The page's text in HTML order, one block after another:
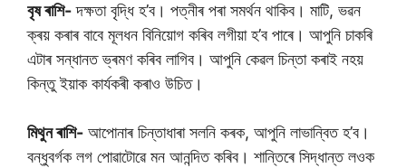
বৃষ ৰাশি-দক্ষতা বৃদ্ধি হ’ব। পত্নীৰ পৰা সমৰ্থন থাকিব। মাটি, ভৱন
ক্ৰয় কৰাৰ বাবে মূলধন বিনিয়োগ কৰিব লগীয়া হ’ব পাৰে। আপুনি চাকৰি
এটাৰ সন্ধানত ভ্ৰমণ কৰিব লাগিব। আপুনি কেৱল চিন্তা কৰাই নহয়
কিন্তু ইয়াক কাৰ্যকৰী কৰাও উচিত।
মিথুন ৰাশি- আপোনাৰ চিন্তাধাৰা সলনি কৰক, আপুনি লাভান্বিত হ’ব।
বন্ধুবৰ্গক লগ পোৱাটোৱে মন আনন্দিত কৰিব। শান্তিৰে সিদ্ধান্ত লওক